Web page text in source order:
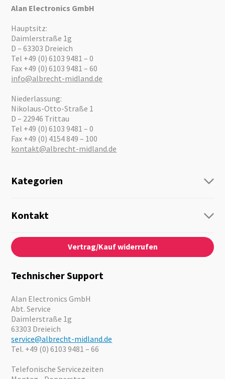
Alan Electronics GmbH
Hauptsitz:
Daimlerstraße 1g
D – 63303 Dreieich
Tel +49 (0) 6103 9481 – 0
Fax +49 (0) 6103 9481 – 60
info@albrecht-midland.de
Niederlassung:
Nikolaus-Otto-Straße 1
D – 22946 Trittau
Tel +49 (0) 6103 9481 – 0
Fax +49 (0) 4154 849 – 100
kontakt@albrecht-midland.de
Kategorien
Personenführung
Audio
Notfallvorsorge
Motorrad
Angebote
Kontakt
Kontaktformular
Über Uns
News
Kataloge
Vertrag/Kauf widerrufen
Technischer Support
Alan Electronics GmbH
Abt. Service
Daimlerstraße 1g
63303 Dreieich
service@albrecht-midland.de
Tel. +49 (0) 6103 9481 – 66
Telefonische Servicezeiten